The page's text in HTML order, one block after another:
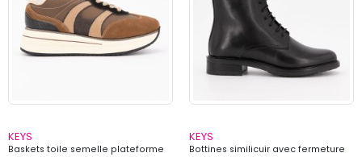
KEYS
Baskets toile semelle plateforme
KEYS
Bottines similicuir avec fermeture